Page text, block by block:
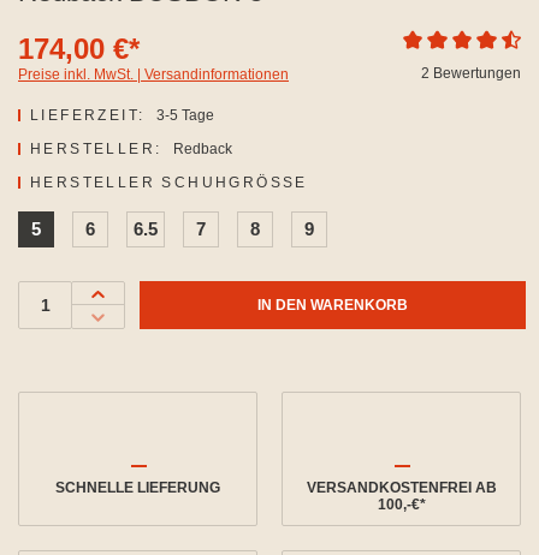
174,00 €*
Preise inkl. MwSt. | Versandinformationen 2 Bewertungen
LIEFERZEIT:
3-5 Tage
HERSTELLER:
Redback
HERSTELLER SCHUHGRÖSSE
5 6 6.5 7 8 9
IN DEN WARENKORB
SCHNELLE LIEFERUNG
VERSANDKOSTENFREI AB
100,-€*